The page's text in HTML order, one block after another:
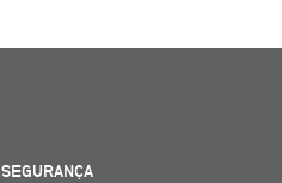
SEGURANÇA